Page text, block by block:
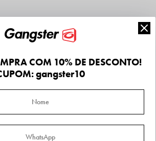
COM 10% DE DESCONTO!
gangster10